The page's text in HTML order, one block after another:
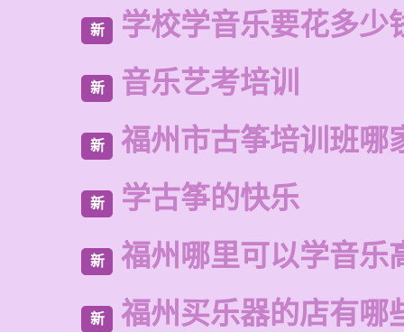
新 学校学音乐要花多少
新 音乐艺考培训
新 福州市古筝培训班哪
新 学古筝的快乐
新 福州哪里可以学音乐
新 福州买乐器的店有哪